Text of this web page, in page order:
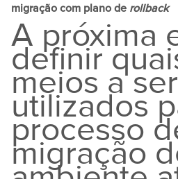
migração com plano de rollback
A próxima
definir
meios a
utilizados
processo
migração